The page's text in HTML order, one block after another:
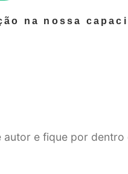
na nossa
e fique por